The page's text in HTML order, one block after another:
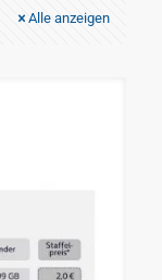
Alle anzeigen